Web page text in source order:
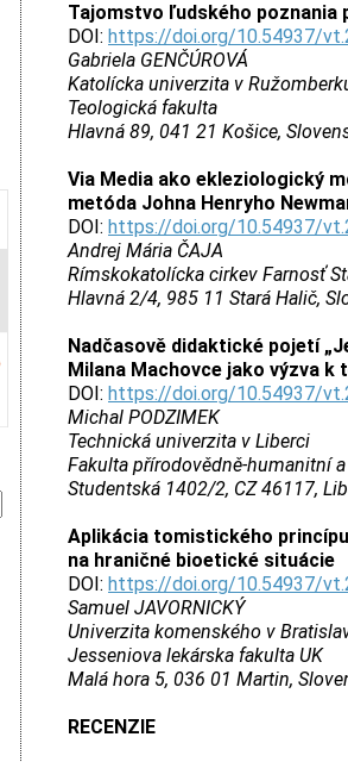
Tajomstvo ľudského poznania
DOI: https://doi.org/10.54937/
Gabriela GENČÚROVÁ
Katolícka univerzita v
Teologická fakulta
Hlavná 89, 041 21 Košice,
Via Media ako ekleziologický
metóda Johna Henryho
DOI: https://doi.org/10.54937/
Andrej Mária ČAJA
Rímskokatolícka cirkev Farnosť
Hlavná 2/4, 985 11 Stará Halič,
Nadčasově didaktické pojetí
Milana Machovce jako výzva
DOI: https://doi.org/10.54937/
Michal PODZIMEK
Technická univerzita v Liberci
Fakulta přírodovědně-humanitní
Studentská 1402/2, CZ 46117,
Aplikácia tomistického
na hraničné bioetické situácie
DOI: https://doi.org/10.54937/
Samuel JAVORNICKÝ
Univerzita komenského v
Jesseniova lekárska fakulta UK
Malá hora 5, 036 01 Martin,
RECENZIE